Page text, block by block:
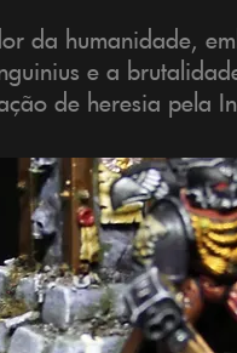
da humanidade,
e a
de heresia pela